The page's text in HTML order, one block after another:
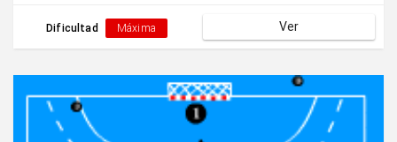
desplazarse líbremente para abortar la acción
ofensiva.Los atacantes tienen posibilidad de combinar
Dificultad Máxima Ver